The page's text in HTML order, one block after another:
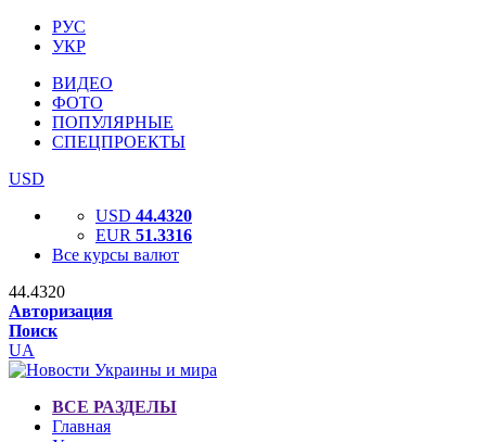
РУС
УКР
ВИДЕО
ФОТО
ПОПУЛЯРНЫЕ
СПЕЦПРОЕКТЫ
USD
USD 44.4320
EUR 51.3316
Все курсы валют
44.4320
Авторизация
Поиск
UA
ВСЕ РАЗДЕЛЫ
Главная